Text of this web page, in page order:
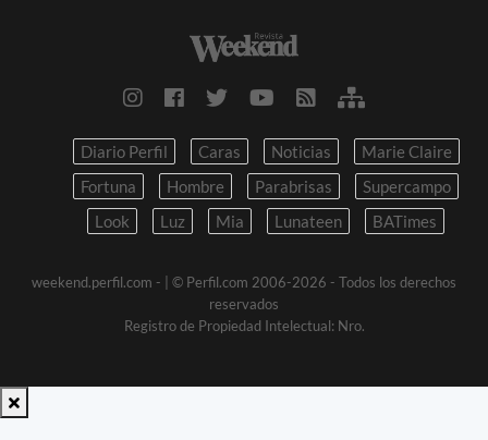
Diario Perfil Caras Noticias
Marie Claire
Fortuna
Hombre Parabrisas
Supercampo
Look
Luz Mia Lunateen BATimes
weekend.perfil.com -
| © Perfil.com 2006-2026 - Todos los derechos
reservados
Registro de Propiedad Intelectual: Nro.